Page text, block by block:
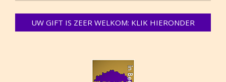
UW GIFT IS ZEER WELKOM: KLIK HIERONDER